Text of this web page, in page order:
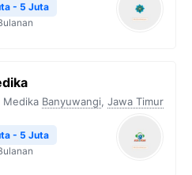
- 5 Juta
Medika Banyuwangi, Jawa Timur
- 5 Juta